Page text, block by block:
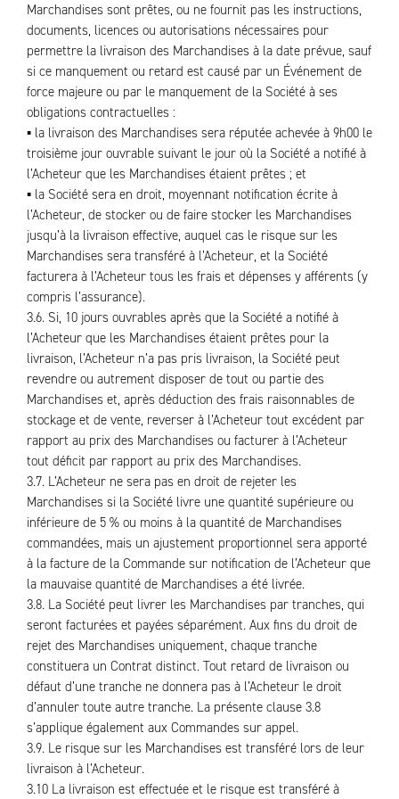
Marchandises sont prêtes, ou ne fournit pas les instructions,
documents, licences ou autorisations nécessaires pour
permettre la livraison des Marchandises à la date prévue, sauf
si ce manquement ou retard est causé par un Événement de
force majeure ou par le manquement de la Société à ses
obligations contractuelles :
▪ la livraison des Marchandises sera réputée achevée à 9h00 le
troisième jour ouvrable suivant le jour où la Société a notifié à
l’Acheteur que les Marchandises étaient prêtes ; et
▪ la Société sera en droit, moyennant notification écrite à
l’Acheteur, de stocker ou de faire stocker les Marchandises
jusqu’à la livraison effective, auquel cas le risque sur les
Marchandises sera transféré à l’Acheteur, et la Société
facturera à l’Acheteur tous les frais et dépenses y afférents (y
compris l’assurance).
3.6. Si, 10 jours ouvrables après que la Société a notifié à
l’Acheteur que les Marchandises étaient prêtes pour la
livraison, l’Acheteur n’a pas pris livraison, la Société peut
revendre ou autrement disposer de tout ou partie des
Marchandises et, après déduction des frais raisonnables de
stockage et de vente, reverser à l’Acheteur tout excédent par
rapport au prix des Marchandises ou facturer à l’Acheteur
tout déficit par rapport au prix des Marchandises.
3.7. L’Acheteur ne sera pas en droit de rejeter les
Marchandises si la Société livre une quantité supérieure ou
inférieure de 5 % ou moins à la quantité de Marchandises
commandées, mais un ajustement proportionnel sera apporté
à la facture de la Commande sur notification de l’Acheteur que
la mauvaise quantité de Marchandises a été livrée.
3.8. La Société peut livrer les Marchandises par tranches, qui
seront facturées et payées séparément. Aux fins du droit de
rejet des Marchandises uniquement, chaque tranche
constituera un Contrat distinct. Tout retard de livraison ou
défaut d’une tranche ne donnera pas à l’Acheteur le droit
d’annuler toute autre tranche. La présente clause 3.8
s’applique également aux Commandes sur appel.
3.9. Le risque sur les Marchandises est transféré lors de leur
livraison à l’Acheteur.
3.10 La livraison est effectuée et le risque est transféré à